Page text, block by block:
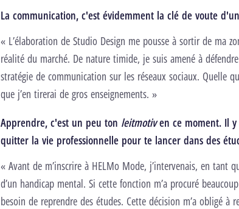
La communication, c'est évidemment la clé de voute
« L’élaboration de Studio Design me pousse à sortir de ma
réalité du marché. De nature timide, je suis amené à
stratégie de communication sur les réseaux sociaux. Quelle
que j’en tirerai de gros enseignements. »
Apprendre, c'est un peu ton leitmotiven ce moment. Il y
quitter la vie professionnelle pour te lancer dans des
« Avant de m’inscrire à HELMo Mode, j’intervenais, en tant
d’un handicap mental. Si cette fonction m’a procuré
besoin de reprendre des études. Cette décision m’a obligé à